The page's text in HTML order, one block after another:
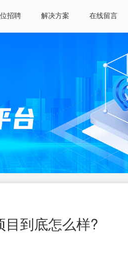
招聘 解决方案 在线留言
到底怎么样?